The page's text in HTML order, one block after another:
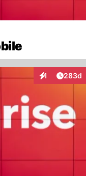
1
Interaktionen
283d